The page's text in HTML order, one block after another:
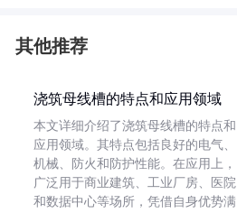
其他推荐
浇筑母线槽的特点和应用领域
本文详细介绍了浇筑母线槽的特点和
应用领域。其特点包括良好的电气、
机械、防火和防护性能。在应用上，
广泛用于商业建筑、工业厂房、医院
和数据中心等场所，凭借自身优势满